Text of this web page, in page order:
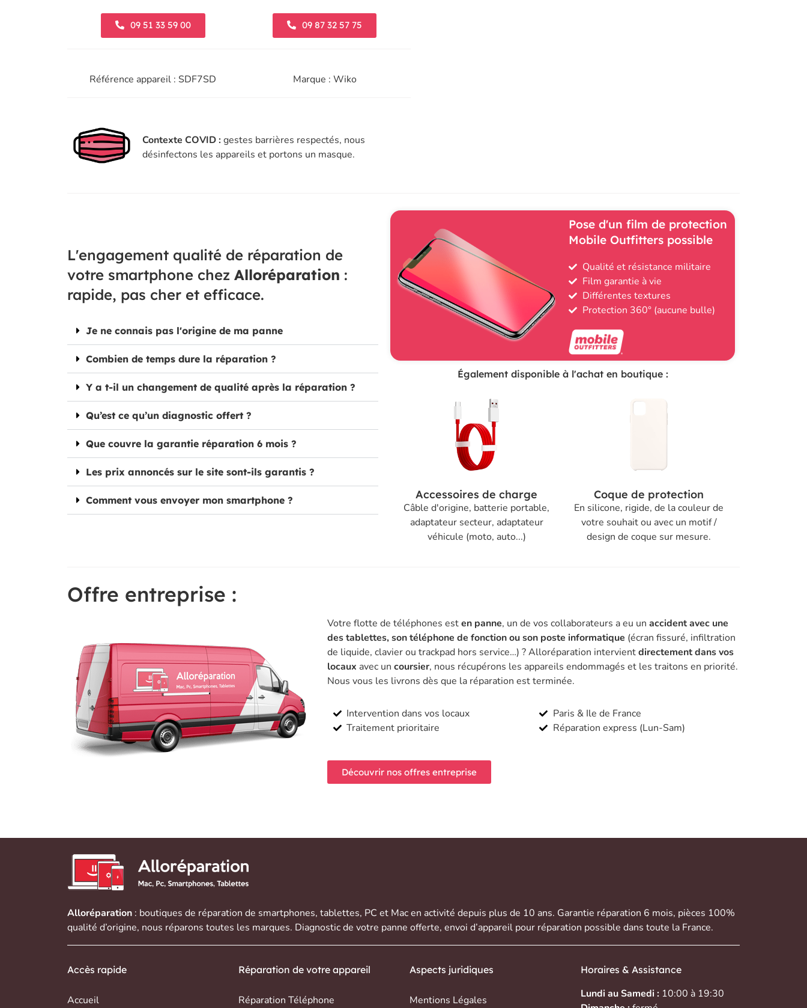
09 51 33 59 00 09 87 32 57 75
Référence appareil : SDF7SD Marque : Wiko
Contexte COVID :gestes barrières respectés, nous
désinfectons les appareils et portons un masque.
L'engagement qualité de réparation de
votre smartphone chez Alloréparation :
rapide, pas cher et efficace.
Je ne connais pas l'origine de ma panne
Combien de temps dure la réparation ?
Y a t-il un changement de qualité après la réparation ?
Qu’est ce qu’un diagnostic offert ?
Que couvre la garantie réparation 6 mois ?
Les prix annoncés sur le site sont-ils garantis ?
Comment vous envoyer mon smartphone ?
Pose d'un film de protection
Mobile Outfitters possible
Qualité et résistance militaire
Film garantie à vie
Différentes textures
Protection 360° (aucune bulle)
Également disponible à l'achat en boutique :
Accessoires de charge
Câble d'origine, batterie portable,
adaptateur secteur, adaptateur
véhicule (moto, auto...)
Coque de protection
En silicone, rigide, de la couleur de
votre souhait ou avec un motif /
design de coque sur mesure.
Offre entreprise :
Votre flotte de téléphones esten panne, un de vos collaborateurs a eu un accident avec une
des tablettes, son téléphone de fonction ou son poste informatique (écran fissuré, infiltration
de liquide, clavier ou trackpad hors service…) ? Alloréparation intervientdirectement dans vos
locaux avec un coursier, nous récupérons les appareils endommagés et les traitons en priorité.
Nous vous les livrons dès que la réparation est terminée.
Intervention dans vos locaux
Traitement prioritaire
Paris & Ile de France
Réparation express (Lun-Sam)
Découvrir nos offres entreprise
Alloréparation : boutiques de réparation de smartphones, tablettes, PC et Macen activité depuis plus de 10 ans. Garantie réparation 6 mois, pièces 100%
qualité d’origine, nous réparons toutes les marques. Diagnostic de votre panne offerte, envoi d’appareil pour réparation possible dans toute la France.
Accès rapide
Accueil
Réparation de votre appareil
Réparation Téléphone
Aspects juridiques
Mentions Légales
Horaires & Assistance
Lundi au Samedi : 10:00 à 19:30